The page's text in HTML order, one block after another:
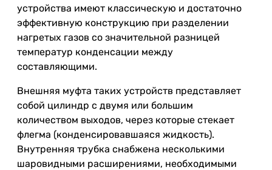
устройства имеют классическую и достаточно
эффективную конструкцию при разделении
нагретых газов со значительной разницей
температур конденсации между
составляющими.
Внешняя муфта таких устройств представляет
собой цилиндр с двумя или большим
количеством выходов, через которые стекает
флегма (конденсировавшаяся жидкость).
Внутренняя трубка снабжена несколькими
шаровидными расширениями, необходимыми